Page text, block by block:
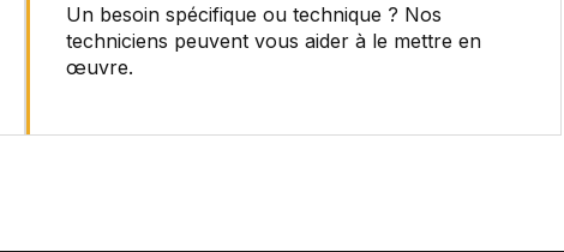
Un besoin spécifique ou technique ? Nos
techniciens peuvent vous aider à le mettre en
œuvre.